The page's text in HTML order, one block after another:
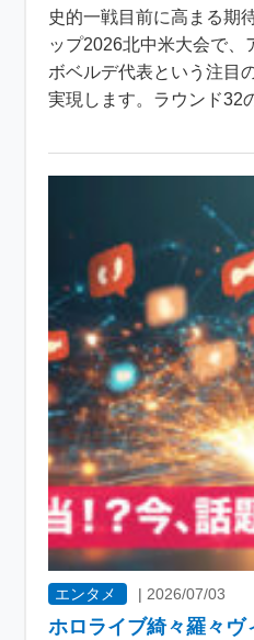
史的一戦目前に高まる期
ップ2026北中米大会で、
ボベルデ代表という注目
実現します。ラウンド32
エンタメ | 2026/07/03
ホロライブ綺々羅々ヴ